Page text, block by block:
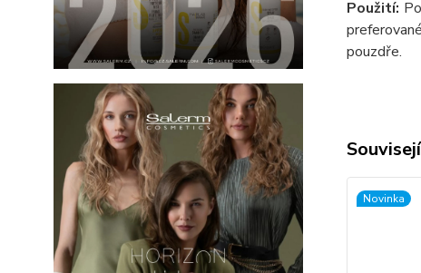
Použití:
pouzdře.
Novinka